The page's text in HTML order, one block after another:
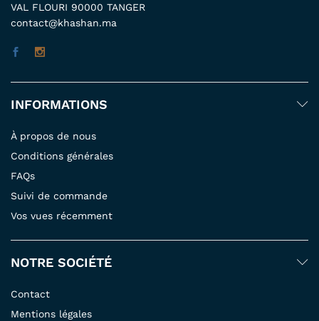
VAL FLOURI 90000 TANGER
contact@khashan.ma
INFORMATIONS
À propos de nous
Conditions générales
FAQs
Suivi de commande
Vos vues récemment
NOTRE SOCIÉTÉ
Contact
Mentions légales